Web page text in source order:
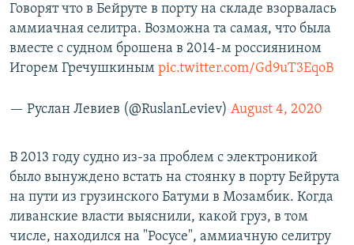
Говорят что в Бейруте в порту на складе взорвалась
аммиачная селитра. Возможна та самая, что была
вместе с судном брошена в 2014-м россиянином
Игорем Гречушкиным pic.twitter.com/Gd9uT3EqoB
— Руслан Левиев (@RuslanLeviev) August 4, 2020
В 2013 году судно из-за проблем с электроникой
было вынуждено встать на стоянку в порту Бейрута
на пути из грузинского Батуми в Мозамбик. Когда
ливанские власти выяснили, какой груз, в том
числе, находился на "Росусе", аммиачную селитру